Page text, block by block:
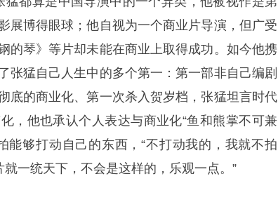
展博得眼球；他自视为一个商业片导演，但广受
的琴》等片却未能在商业上取得成功。如今他携
张猛自己人生中的多个第一：第一部非自己编剧
底的商业化、第一次杀入贺岁档，张猛坦言时代
，他也承认个人表达与商业化“鱼和熊掌不可兼
能够打动自己的东西，“不打动我的，我就不拍
一统天下，不会是这样的，乐观一点。”